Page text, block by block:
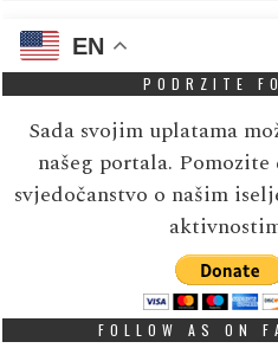
EN
PODRZITE
Sada svojim uplatama
našeg portala.
svjedočanstvo o našim
FOLLOW AS ON